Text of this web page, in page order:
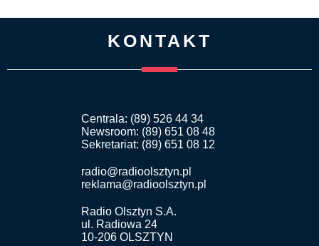
KONTAKT
Centrala: (89) 526 44 34
Newsroom: (89) 651 08 48
Sekretariat: (89) 651 08 12
radio@radioolsztyn.pl
reklama@radioolsztyn.pl
Radio Olsztyn S.A.
ul. Radiowa 24
10-206 OLSZTYN